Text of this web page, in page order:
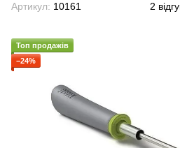
Артикул: 10161 2
Топ продажів
−24%